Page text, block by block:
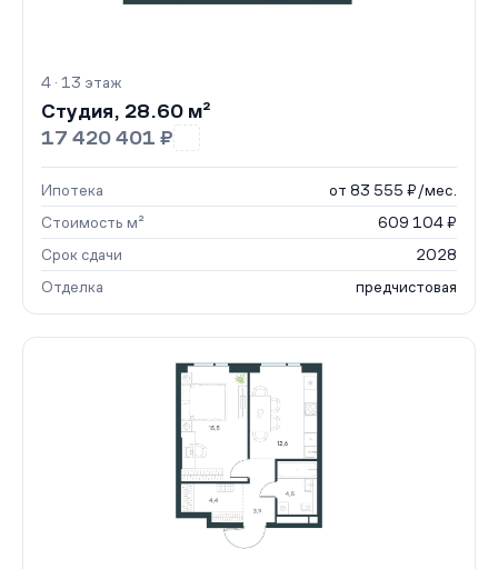
4 · 13 этаж
Студия, 28.60 м²
17 420 401 ₽
Ипотека
от 83 555 ₽/мес.
Стоимость м²
609 104 ₽
Срок сдачи
2028
Отделка
предчистовая